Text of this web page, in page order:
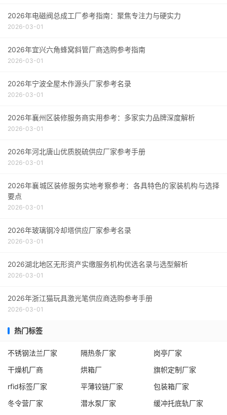
2026年电磁阀总成工厂参考指南：聚焦专注力与硬实力
2026-03-01
2026年宜兴六角蜂窝斜管厂商选购参考指南
2026-03-01
2026年宁波全屋木作源头厂家参考名录
2026-03-01
2026年襄州区装修服务商实用参考：多家实力品牌深度解析
2026-03-01
2026年河北唐山优质脱硫供应厂家参考手册
2026-03-01
2026年襄城区装修服务实地考察参考：各具特色的家装机构与选择
要点
2026-03-01
2026年玻璃钢冷却塔供应厂家参考名录
2026-03-01
2026湖北地区无形资产实缴服务机构优选名录与选型解析
2026-03-01
2026年浙江猫玩具激光笔供应商选购参考手册
2026-03-01
热门标签
不锈钢法兰厂家 隔热条厂家
岗亭厂家
干燥机厂商
烘箱厂
旗帜定制厂家
rfid标签厂家
平薄铰链厂家
包装箱厂家
冬令营厂家
潜水泵厂家 缓冲托底轨厂家